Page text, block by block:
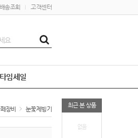
송조회 고객센터
타임세일
최근 본 상품
없음
장비 눈꽃제빙기